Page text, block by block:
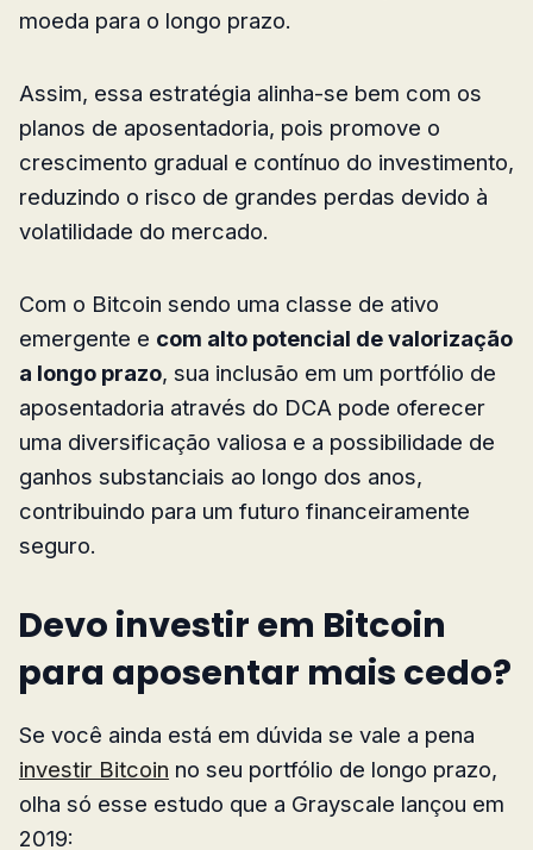
moeda para o longo prazo.
Assim, essa estratégia alinha-se bem com os
planos de aposentadoria, pois promove o
crescimento gradual e contínuo do investimento,
reduzindo o risco de grandes perdas devido à
volatilidade do mercado.
Com o Bitcoin sendo uma classe de ativo
emergente e com alto potencial de valorização
a longo prazo, sua inclusão em um portfólio de
aposentadoria através do DCA pode oferecer
uma diversificação valiosa e a possibilidade de
ganhos substanciais ao longo dos anos,
contribuindo para um futuro financeiramente
seguro.
Devo investir em Bitcoin
para aposentar mais cedo?
Se você ainda está em dúvida se vale a pena
investir Bitcoin no seu portfólio de longo prazo,
olha só esse estudo que a Grayscale lançou em
2019: